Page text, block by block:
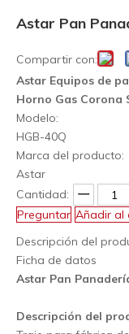
Astar Pan
Compartir con:
Astar Equipos de
Horno Gas Corona
Modelo:
HGB-40Q
Marca del producto:
Astar
Cantidad:
Preguntar Añadir al
Descripción del
Ficha de datos
Astar Pan
Descripción del